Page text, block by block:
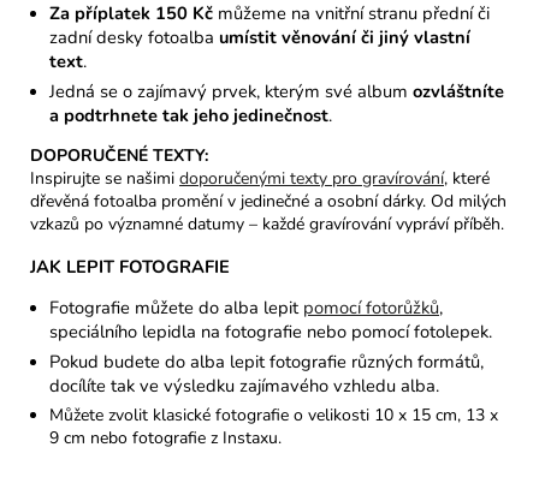
Za příplatek 150 Kč můžeme na vnitřní stranu přední či
zadní desky fotoalba umístit věnování či jiný vlastní
text.
Jedná se o zajímavý prvek, kterým své album ozvláštníte
a podtrhnete tak jeho jedinečnost.
DOPORUČENÉ TEXTY:
Inspirujte se našimi doporučenými texty pro gravírování, které
dřevěná fotoalba promění v jedinečné a osobní dárky. Od milých
vzkazů po významné datumy – každé gravírování vypráví příběh.
JAK LEPIT FOTOGRAFIE
Fotografie můžete do alba lepit pomocí fotorůžků,
speciálního lepidla na fotografie nebo pomocí fotolepek.
Pokud budete do alba lepit fotografie různých formátů,
docílíte tak ve výsledku zajímavého vzhledu alba.
Můžete zvolit klasické fotografie o velikosti 10 x 15 cm, 13 x
9 cm nebo fotografie z Instaxu.